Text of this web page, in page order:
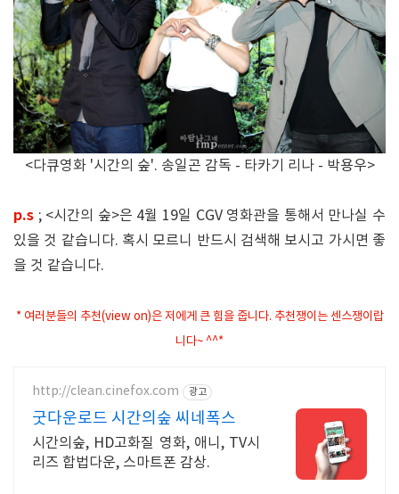
<다큐영화 '시간의 숲'. 송일곤 감독 - 타카기 리나 - 박용우>
p.s ; <시간의 숲>은 4월 19일 CGV 영화관을 통해서 만나실 수
있을 것 같습니다. 혹시 모르니 반드시 검색해 보시고 가시면 좋
을 것 같습니다.
* 여러분들의 추천(view on)은 저에게 큰 힘을 줍니다. 추천쟁이는 센스쟁이랍
니다~ ^^*
http://clean.cinefox.com 광고
굿다운로드 시간의숲 씨네폭스
시간의숲, HD고화질 영화, 애니, TV시
리즈 합법다운, 스마트폰 감상.